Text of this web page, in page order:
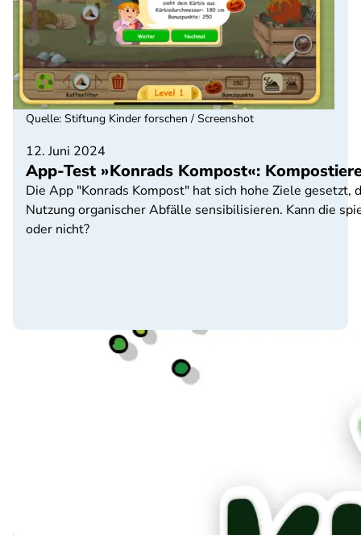
12. Juni 2024
App-Test »Konrads Kompost«:
Die App "Konrads Kompost" hat sich hohe Ziele
Nutzung organischer Abfälle sensibilisieren. Kann die
oder nicht?
Quelle: Stiftung Kinder forschen / Screenshot